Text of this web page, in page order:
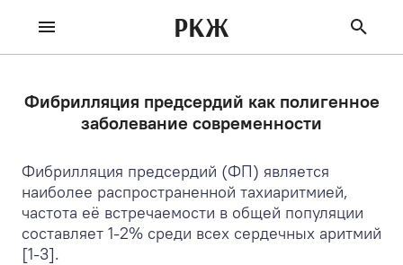
РКЖ
Фибрилляция предсердий как полигенное
заболевание современности
Фибрилляция предсердий (ФП) является
наиболее распространенной тахиаритмией,
частота её встречаемости в общей популяции
составляет 1-2% среди всех сердечных аритмий
[1-3].